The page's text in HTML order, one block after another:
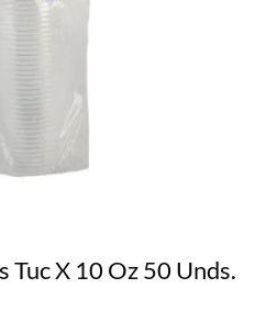
Tuc X 10 Oz 50 Unds.